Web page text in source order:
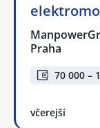
Praha
70 000 –
včerejší